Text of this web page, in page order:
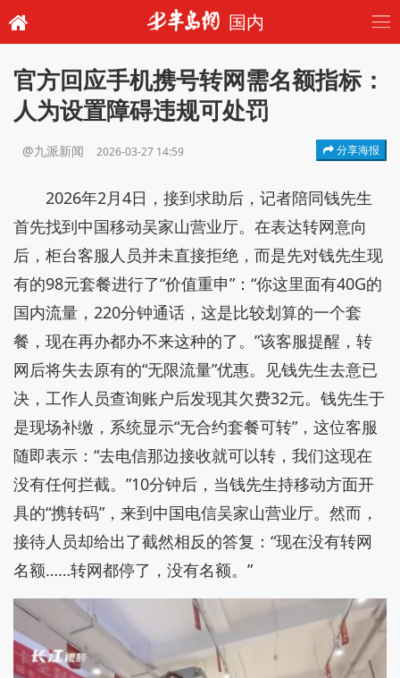
国内
官方回应手机携号转网需名额指标：
人为设置障碍违规可处罚
@九派新闻 2026-03-27 14:59 分享海报
2026年2月4日，接到求助后，记者陪同钱先生
首先找到中国移动吴家山营业厅。在表达转网意向
后，柜台客服人员并未直接拒绝，而是先对钱先生现
有的98元套餐进行了“价值重申”：“你这里面有40G的
国内流量，220分钟通话，这是比较划算的一个套
餐，现在再办都办不来这种的了。”该客服提醒，转
网后将失去原有的“无限流量”优惠。见钱先生去意已
决，工作人员查询账户后发现其欠费32元。钱先生于
是现场补缴，系统显示“无合约套餐可转”，这位客服
随即表示：“去电信那边接收就可以转，我们这现在
没有任何拦截。”10分钟后，当钱先生持移动方面开
具的“携转码”，来到中国电信吴家山营业厅。然而，
接待人员却给出了截然相反的答复：“现在没有转网
名额……转网都停了，没有名额。”